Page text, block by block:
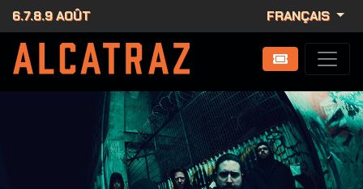
6.7.8.9 AOÛT FRANÇAIS